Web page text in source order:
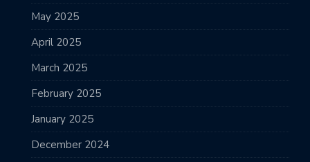
May 2025
April 2025
March 2025
February 2025
January 2025
December 2024